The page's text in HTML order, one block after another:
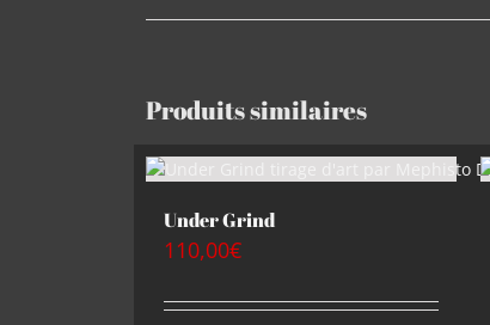
Produits similaires
Under Grind
110,00€